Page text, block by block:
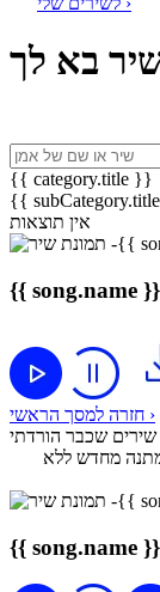
{{ category.title }}
{{
אין תוצאות
{{ song.name }}
חזרה למסך הראשי ›
שירים שכבר הורדתי
מחדש ללא
{{ song.name }}